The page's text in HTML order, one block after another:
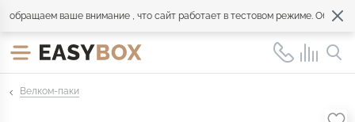
ваше внимание , что сайт работает в тестовом режиме.
Велком-паки